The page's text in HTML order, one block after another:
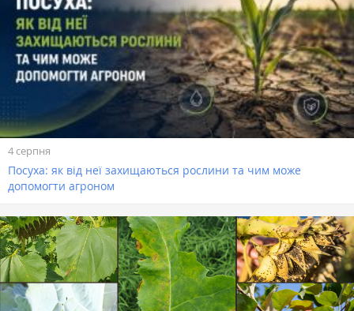
4 серпня
Посуха: як від неї захищаються рослини та чим може
допомогти агроном